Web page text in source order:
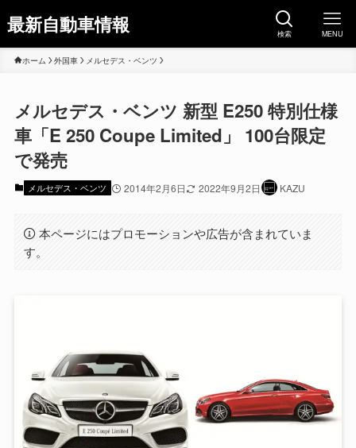
最新自動車情報 検索 MENU
ホーム 外国車 メルセデス・ベンツ
メルセデス・ベンツ 新型 E250 特別仕様
車「E 250 Coupe Limited」 100台限定
で発売
メルセデス・ベンツ 2014年2月6日 2022年9月2日 KAZU
本ページにはプロモーションや広告が含まれていま
す。